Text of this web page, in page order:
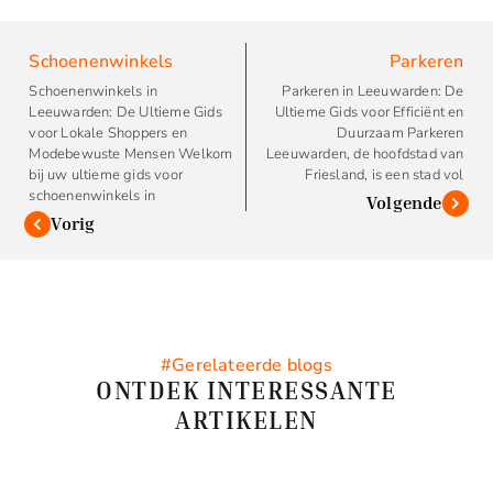
Schoenenwinkels
Schoenenwinkels in
Leeuwarden: De Ultieme Gids
voor Lokale Shoppers en
Modebewuste Mensen Welkom
bij uw ultieme gids voor
schoenenwinkels in
Vorig
Parkeren
Parkeren in Leeuwarden: De
Ultieme Gids voor Efficiënt en
Duurzaam Parkeren
Leeuwarden, de hoofdstad van
Friesland, is een stad vol
Volgende
#Gerelateerde blogs
ONTDEK INTERESSANTE
ARTIKELEN